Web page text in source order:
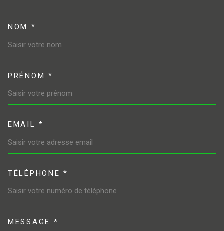
NOM *
PRÉNOM *
EMAIL *
TÉLÉPHONE *
MESSAGE *